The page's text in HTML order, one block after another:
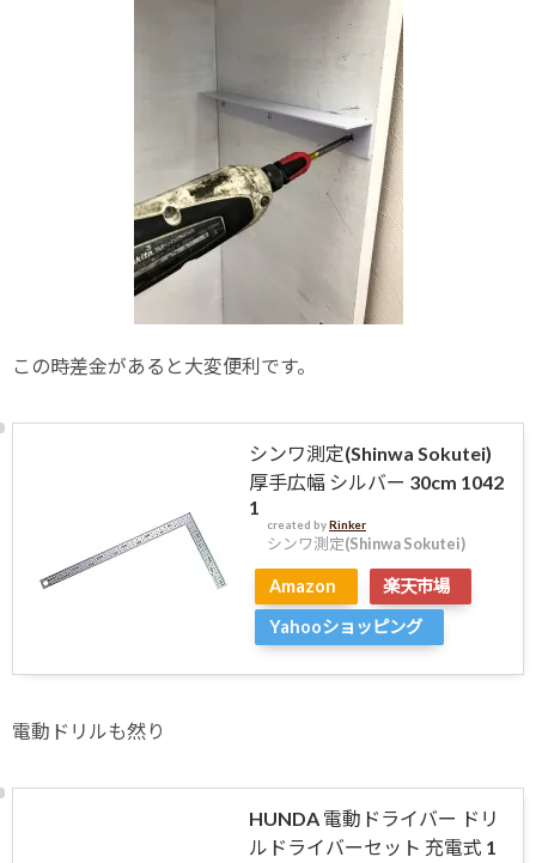
この時差金があると大変便利です。
シンワ測定(Shinwa Sokutei)
厚手広幅 シルバー 30cm 1042
1
created byRinker
シンワ測定(Shinwa Sokutei)
Amazon
楽天市場
Yahooショッピング
電動ドリルも然り
HUNDA 電動ドライバー ドリ
ルドライバーセット 充電式 1